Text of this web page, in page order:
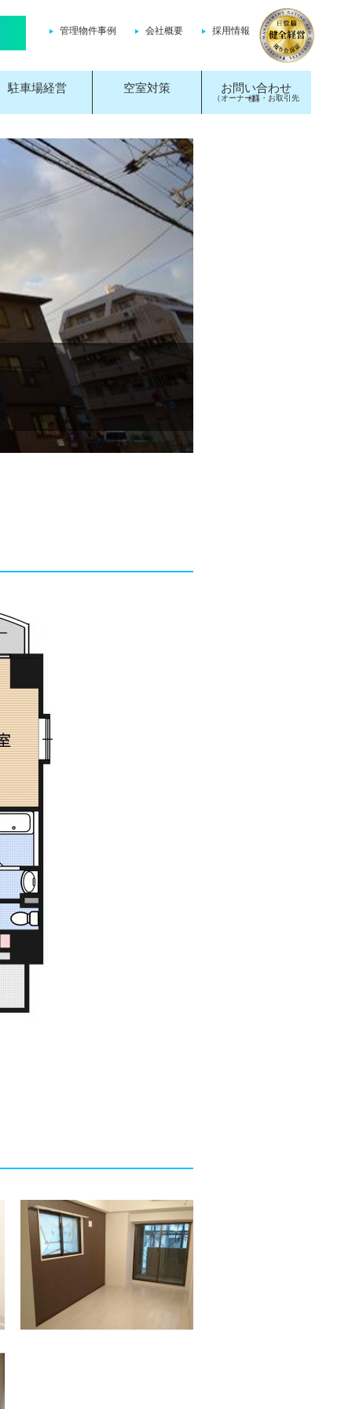
管理物件事例 会社概要 採用情報
駐車場経営 空室対策 お問い合わせ
（オーナー様・お取引先様）